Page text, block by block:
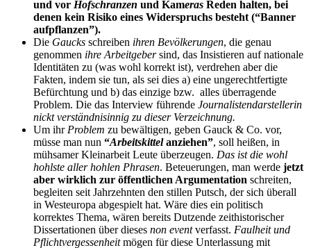
und vor Hofschranzen und Kameras Reden halten, bei
denen kein Risiko eines Widerspruchs besteht (“Banner
aufpflanzen”).
Die Gaucks schreiben ihren Bevölkerungen, die genau
genommen ihre Arbeitgebersind, das Insistieren auf nationale
Identitäten zu (was wohl korrekt ist), verdrehen aber die
Fakten, indem sie tun, als sei dies a) eine ungerechtfertigte
Befürchtung und b) das einzige bzw. alles überragende
Problem. Die das Interview führende Journalistendarstellerin
nickt verständnisinnig zu dieser Verzeichnung.
Um ihr Problem zu bewältigen, geben Gauck & Co. vor,
müsse man nun “Arbeitskittelanziehen”, soll heißen, in
mühsamer Kleinarbeit Leute überzeugen. Das ist die wohl
hohlste aller hohlen Phrasen. Beteuerungen, man werde jetzt
aber wirklich zur öffentlichen Argumentation schreiten,
begleiten seit Jahrzehnten den stillen Putsch, der sich überall
in Westeuropa abgespielt hat. Wäre dies ein politisch
korrektes Thema, wären bereits Dutzende zeithistorischer
Dissertationen über dieses non eventverfasst. Faulheit und
Pflichtvergessenheitmögen für diese Unterlassung mit